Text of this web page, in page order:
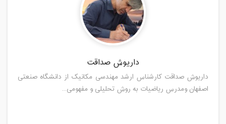
داریوش صداقت
داریوش صداقت کارشناس ارشد مهندسی مکانیک از دانشگاه صنعتی
اصفهان ومدرس ریاضیات به روش تحلیلی و مفهومی...